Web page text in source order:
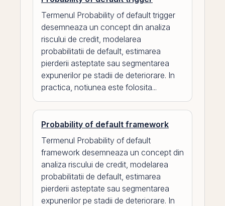
Termenul Probability of default trigger
desemneaza un concept din analiza
riscului de credit, modelarea
probabilitatii de default, estimarea
pierderii asteptate sau segmentarea
expunerilor pe stadii de deteriorare. In
practica, notiunea este folosita...
Probability of default framework
Termenul Probability of default
framework desemneaza un concept din
analiza riscului de credit, modelarea
probabilitatii de default, estimarea
pierderii asteptate sau segmentarea
expunerilor pe stadii de deteriorare. In